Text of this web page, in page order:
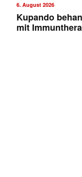
6. August 2026
Kupando
mit